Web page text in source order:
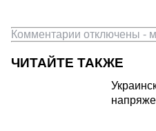
Комментарии отключены -
ЧИТАЙТЕ ТАКЖЕ